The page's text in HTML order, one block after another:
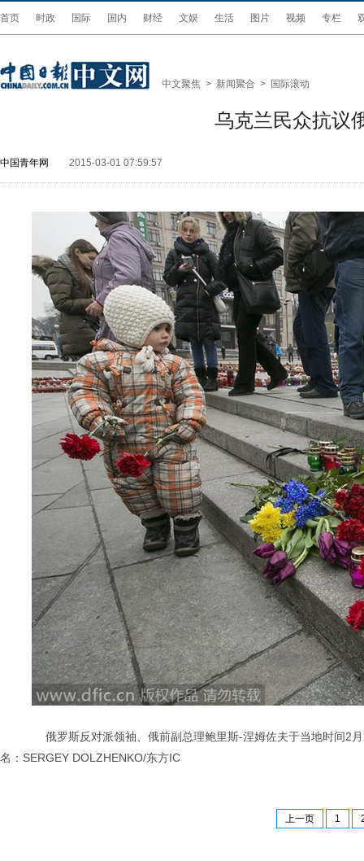
首页 时政 国际 国内 财经 文娱 生活 图片 视频 专栏
中文聚焦 > 新闻聚合 > 国际滚动
乌克兰民众抗议
中国青年网 2015-03-01 07:59:57
俄罗斯反对派领袖、俄前副总理鲍里斯-涅姆佐夫于当地时间2月
名：SERGEY DOLZHENKO/东方IC
上一页 1